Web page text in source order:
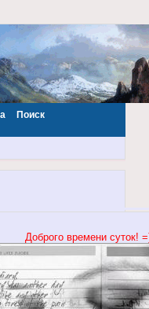
Поиск
Доброго времени суток!